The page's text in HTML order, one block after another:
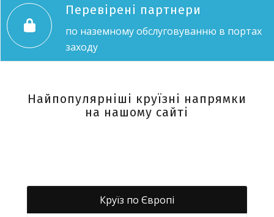
Перевірені партнери
по наземному обслуговуванню в портах
заходу
Найпопулярніші круїзні напрямки
на нашому сайті
Круїз по Європі